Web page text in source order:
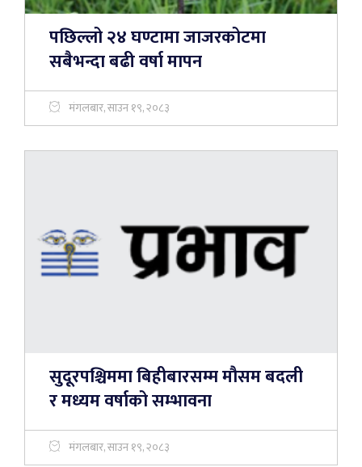
पछिल्लो २४ घण्टामा जाजरकोटमा
सबैभन्दा बढी वर्षा मापन
मंगलबार, साउन १९, २०८३
सुदूरपश्चिममा बिहीबारसम्म मौसम बदली
र मध्यम वर्षाको सम्भावना
मंगलबार, साउन १९, २०८३